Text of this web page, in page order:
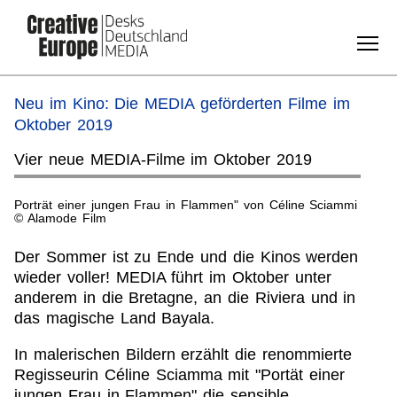
zum
Inhalt
Suche
Neu im Kino: Die MEDIA geförderten Filme im
Oktober 2019
Vier neue MEDIA-Filme im Oktober 2019
Porträt einer jungen Frau in Flammen" von Céline Sciammi
© Alamode Film
Der Sommer ist zu Ende und die Kinos werden
wieder voller! MEDIA führt im Oktober unter
anderem in die Bretagne, an die Riviera und in
das magische Land Bayala.
In malerischen Bildern erzählt die renommierte
Regisseurin Céline Sciamma mit "Portät einer